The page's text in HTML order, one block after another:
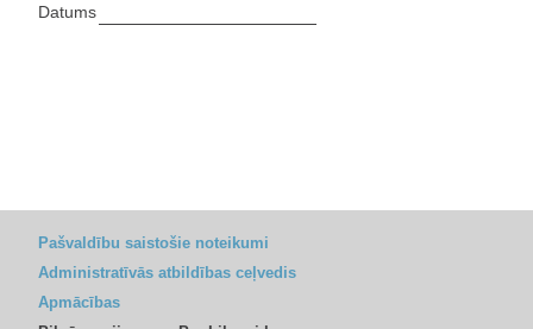
Datums
Pašvaldību saistošie noteikumi
Administratīvās atbildības ceļvedis
Apmācības